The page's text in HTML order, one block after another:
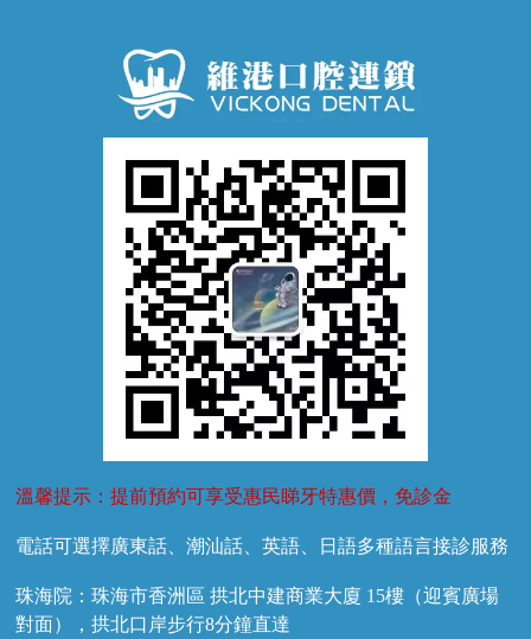
牙齦萎縮
溫馨提示：提前預約可享受惠民睇牙特惠價，免診金
電話可選擇廣東話、潮汕話、英語、日語多種語言接診服務
珠海院：珠海市香洲區 拱北中建商業大廈 15樓（迎賓廣場
對面），拱北口岸步行8分鐘直達